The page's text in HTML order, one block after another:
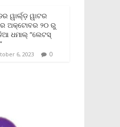
ୱାର୍ଲ୍‌ଡ଼ ୱାଟର
ଅକ୍ଟୋବର ୨୦ ରୁ
ଧମାଲ୍ “ଲେଟସ୍
6, 2023 0